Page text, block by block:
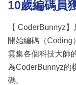
10歲編碼員
【 CoderBunnyz
開始編碼（Coding
雲集各個科技大師
為CoderBunnyz的
碼。